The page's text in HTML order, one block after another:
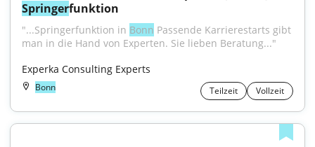
Springerfunktion
"...Springerfunktion in Bonn Passende Karrierestarts gibt
man in die Hand von Experten. Sie lieben Beratung..."
Experka Consulting Experts
Bonn Teilzeit Vollzeit